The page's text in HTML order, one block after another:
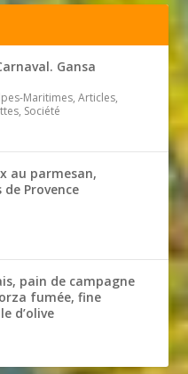
Gansa
Maritimes, Articles,
Société
au parmesan,
Provence
pain de campagne
fumée, fine
d’olive